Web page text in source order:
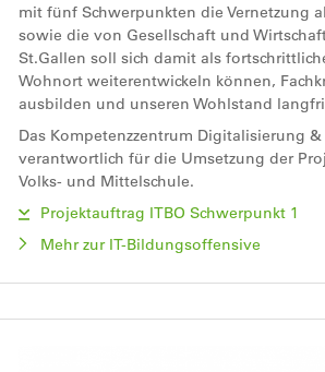
mit fünf Schwerpunkten die Vernetzung
sowie die von Gesellschaft und
St.Gallen soll sich damit als
Wohnort weiterentwickeln können,
ausbilden und unseren Wohlstand
Das Kompetenzzentrum Digitalisierung
verantwortlich für die Umsetzung der
Volks- und Mittelschule.
Projektauftrag ITBO Schwerpunkt 1
Mehr zur IT-Bildungsoffensive